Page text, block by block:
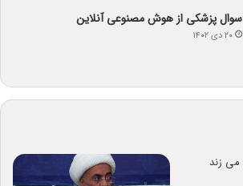
سوال پزشکی از هوش مصنوعی آنلاین
۲۰ دی ۱۴۰۲